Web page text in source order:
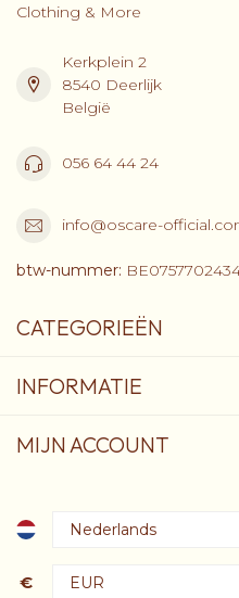
Clothing & More
Kerkplein 2
8540 Deerlijk
België
056 64 44 24
info@oscare-
btw-nummer:
CATEGORIEËN
INFORMATIE
MIJN ACCOUNT
€